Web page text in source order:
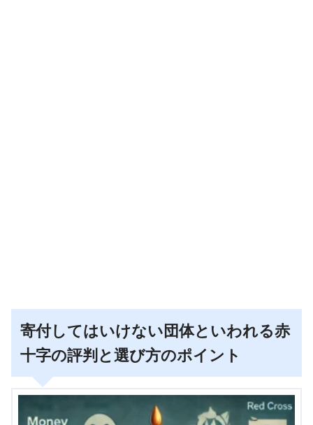
寄付してはいけない団体といわれる赤
十字の評判と選び方のポイント